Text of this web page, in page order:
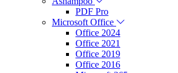
PDF Pro
Microsoft Office
Office 2024
Office 2021
Office 2019
Office 2016